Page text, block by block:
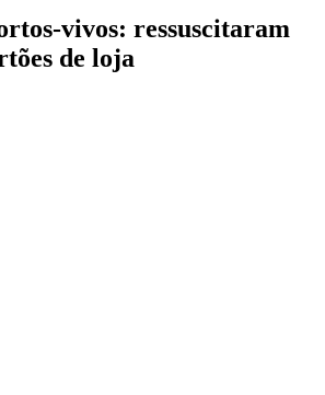
vivos: ressuscitaram
de loja